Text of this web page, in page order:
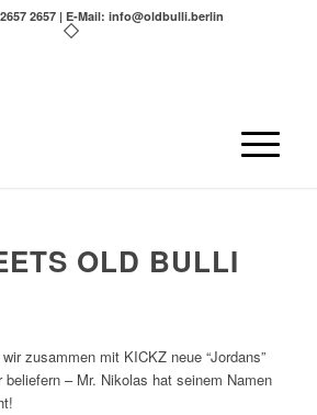
2657 | E-Mail: info@oldbulli.berlin
OLD BULLI
zusammen mit KICKZ neue “Jordans”
– Mr. Nikolas hat seinem Namen